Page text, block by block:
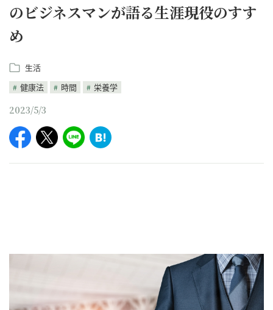
のビジネスマンが語る生涯現役のすす
め
生活
健康法
時間 栄養学
2023/5/3